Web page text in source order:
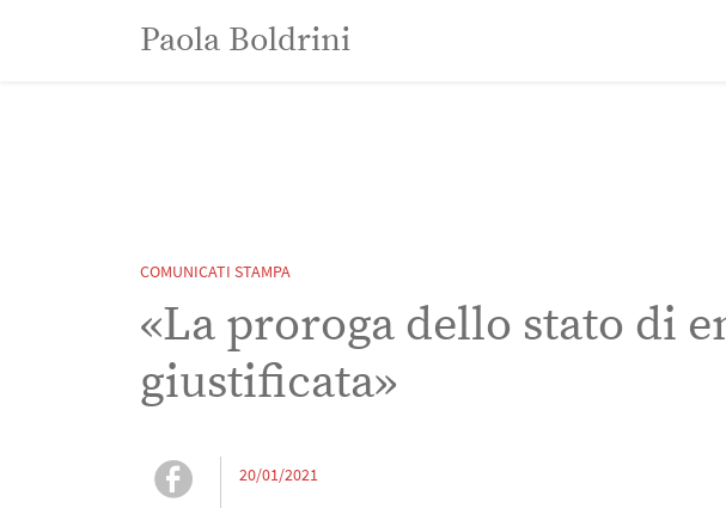
Paola BoldriniPaola Boldrini
COMUNICATI STAMPA
«La proroga dello stato di
giustificata»
20/01/2021